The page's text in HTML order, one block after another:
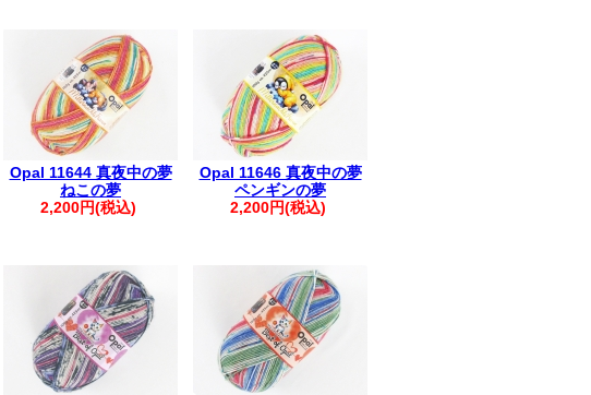
Opal 11644 真夜中の夢
ねこの夢
2,200円(税込)
Opal 11646 真夜中の夢
ペンギンの夢
2,200円(税込)